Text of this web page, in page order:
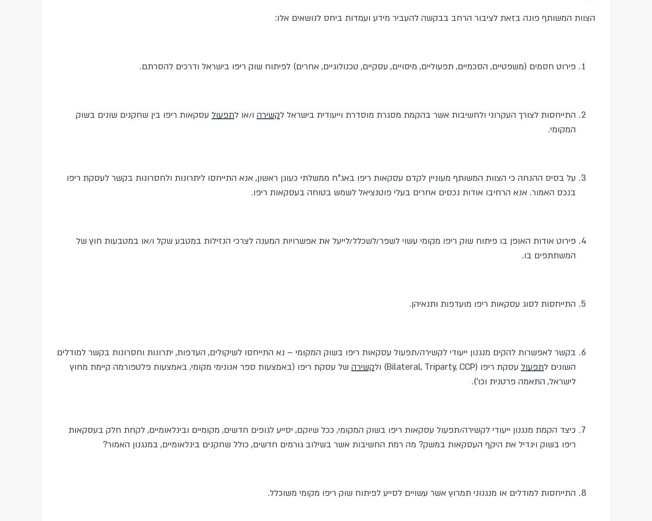
הצוות המשותף פונה בזאת לציבור הרחב בבקשה להעביר מידע ועמדות ביחס לנושאים אלו:
פירוט חסמים (משפטיים, הסכמיים, תפעוליים, מיסויים, עסקיים, טכנולוגיים, אחרים) לפיתוח שוק ריפו בישראל ודרכים להסרתם.
התייחסות לצורך העקרוני ולחשיבות אשר בהקמת מסגרת מוסדרת וייעודית בישראל לקשירה ו/או לתפעול עסקאות ריפו בין שחקנים שונים בשוק
המקומי.
על בסיס ההנחה כי הצוות המשותף מעוניין לקדם עסקאות ריפו באג"ח ממשלתי כעוגן ראשון, אנא התייחסו ליתרונות ולחסרונות בקשר לעסקת ריפו
בנכס האמור. אנא הרחיבו אודות נכסים אחרים בעלי פוטנציאל לשמש בטוחה בעסקאות ריפו.
פירוט אודות האופן בו פיתוח שוק ריפו מקומי עשוי לשפר/לשכלל/לייעל את אפשרויות המענה לצרכי הנזילות במטבע שקל ו/או במטבעות חוץ של
המשתתפים בו.
התייחסות לסוג עסקאות ריפו מועדפות ותנאיהן.
בקשר לאפשרות להקים מנגנון ייעודי לקשירה/תפעול עסקאות ריפו בשוק המקומי – נא התייחסו לשיקולים, העדפות, יתרונות וחסרונות בקשר למודלים
השונים לתפעול עסקת ריפו (Bilateral, Triparty, CCP) ול קשירה של עסקת ריפו (באמצעות ספר אנונימי מקומי, באמצעות פלטפורמה קיימת מחוץ
לישראל, התאמה פרטנית וכו').
כיצד הקמת מנגנון ייעודי לקשירה/תפעול עסקאות ריפו בשוק המקומי, ככל שיוקם, יסייע לגופים חדשים, מקומיים ובינלאומיים, לקחת חלק בעסקאות
ריפו בשוק ויגדיל את היקף העסקאות במשק? מה רמת החשיבות אשר בשילוב גורמים חדשים, כולל שחקנים בינלאומיים, במנגנון האמור?
התייחסות למודלים או מנגנוני תמרוץ אשר עשויים לסייע לפיתוח שוק ריפו מקומי משוכלל.